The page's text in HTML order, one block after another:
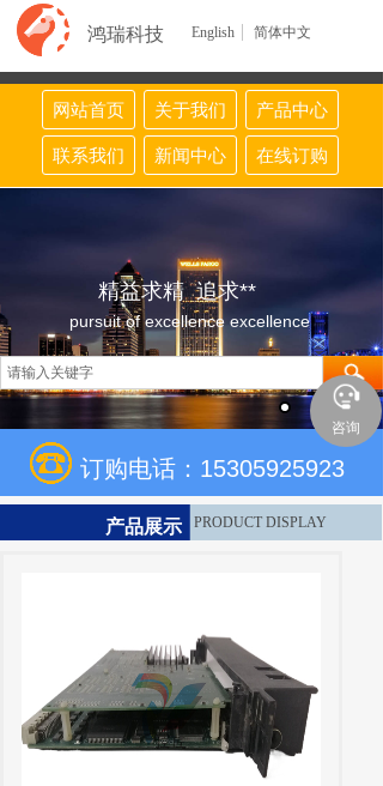
鸿瑞科技 English 简体中文
网站首页 关于我们 产品中心
联系我们 新闻中心 在线订购
精益求精 追求**
pursuit of excellence excellence
订购电话：15305925923
PRODUCT DISPLAY
产品展示
咨询